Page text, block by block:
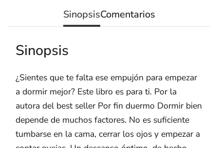
SinopsisComentarios
Sinopsis
¿Sientes que te falta ese empujón para empezar
a dormir mejor? Este libro es para ti. Por la
autora del best seller Por fin duermo Dormir bien
depende de muchos factores. No es suficiente
tumbarse en la cama, cerrar los ojos y empezar a